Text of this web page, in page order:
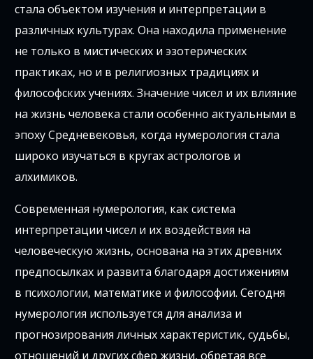
стала объектом изучения и интерпретации в
различных культурах. Она находила применение
не только в мистических и эзотерических
практиках, но и в религиозных традициях и
философских учениях. Значение чисел и их влияние
на жизнь человека стали особенно актуальными в
эпоху Средневековья, когда нумерология стала
широко изучаться в кругах астрологов и
алхимиков.
Современная нумерология, как система
интерпретации чисел и их воздействия на
человеческую жизнь, основана на этих древних
предпосылках и развита благодаря достижениям
в психологии, математике и философии. Сегодня
нумерология используется для анализа и
прогнозирования личных характеристик, судьбы,
отношений и других сфер жизни, обретая все